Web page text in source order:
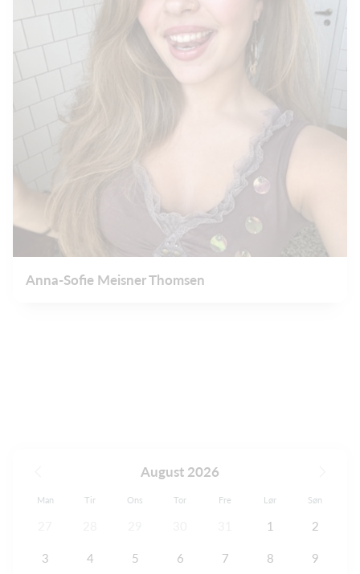
Anna-Sofie Meisner Thomsen
August 2026
Man Tir Ons Tor Fre Lør Søn
1 2
3 4 5 6 7 8 9